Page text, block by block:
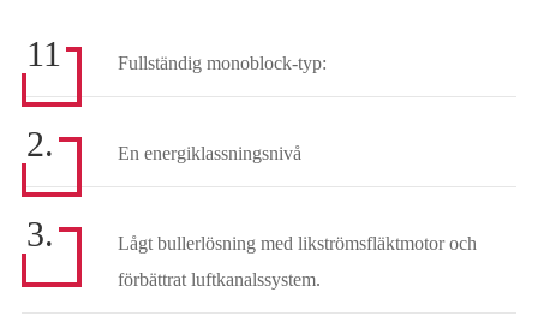
11 Fullständig monoblock-typ:
2. En energiklassningsnivå
3.
Lågt bullerlösning med likströmsfläktmotor och
förbättrat luftkanalssystem.